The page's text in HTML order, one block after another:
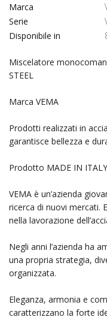
Marca
Serie
Disponibile in
Miscelatore
STEEL
Marca VEMA
Prodotti realizzati in
garantisce bellezza e
Prodotto MADE IN
VEMA è un’azienda
ricerca di nuovi mercati.
nella lavorazione
Negli anni l’azienda ha
una propria strategia,
organizzata.
Eleganza, armonia e
caratterizzano la forte